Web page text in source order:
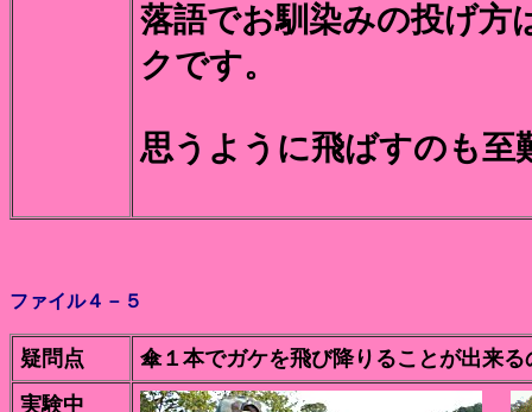
落語でお馴染みの投げ方
クです。
思うように飛ばすのも至
ファイル４－５
疑問点
傘１本でガケを飛び降りることが出来る
実験中